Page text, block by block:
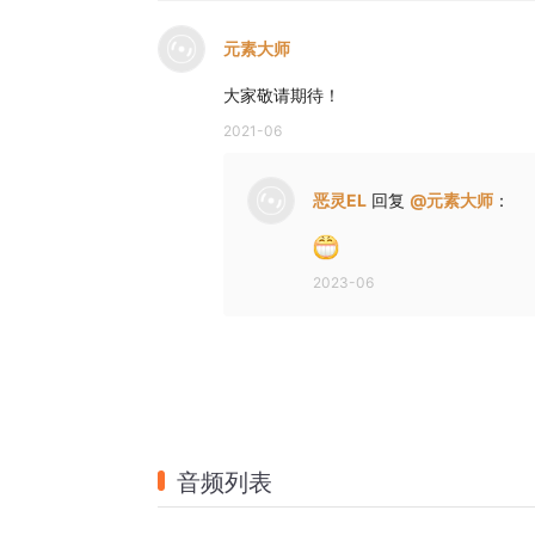
元素大师
大家敬请期待！
2021-06
恶灵EL 回复 @元素大师 ：
2023-06
音频列表